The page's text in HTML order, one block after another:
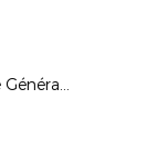
Le film de l'Assemblée Générale de la Ligue